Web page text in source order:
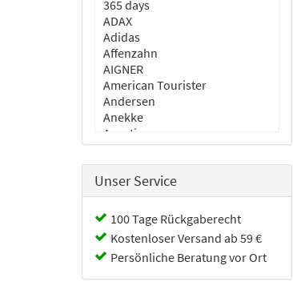
365 days
ADAX
Adidas
Affenzahn
AIGNER
American Tourister
Andersen
Anekke
Aporti
aunts & uncles
BLACKBEAT
Burkely
Cabaia
Cabin Zero
Camel
Capriccio
Chesterfield
Chipolo
Unser Service
100 Tage Rückgaberecht
Kostenloser Versand ab 59 €
Persönliche Beratung vor Ort